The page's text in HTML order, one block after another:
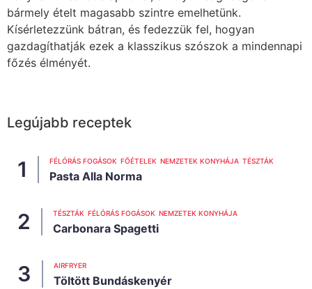
bármely ételt magasabb szintre emelhetünk.
Kísérletezzünk bátran, és fedezzük fel, hogyan
gazdagíthatják ezek a klasszikus szószok a mindennapi
főzés élményét.
Legújabb receptek
FÉLÓRÁS FOGÁSOK FŐÉTELEK NEMZETEK KONYHÁJA TÉSZTÁK
Pasta Alla Norma
TÉSZTÁK FÉLÓRÁS FOGÁSOK NEMZETEK KONYHÁJA
Carbonara Spagetti
AIRFRYER
Töltött Bundáskenyér